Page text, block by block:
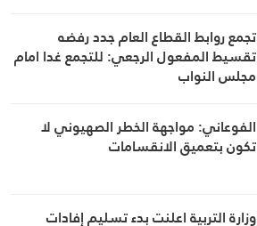
تجمع روابط القطاع العام جدد رفضه
تقسيط المفعول الرجعي: للتجمع غدا امام
مجلس النواب
الفوعاني: مواجهة الخطر الصهيوني لا
تكون بتعميق الانقسامات
وزارة التربية اعلنت بدء تسليم إفادات